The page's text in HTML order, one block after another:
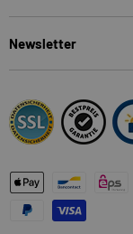
Newsletter
Zahlungsmethoden